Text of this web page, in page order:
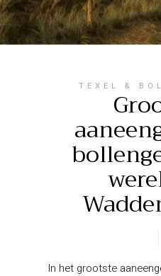
TEXEL &
In het grootste